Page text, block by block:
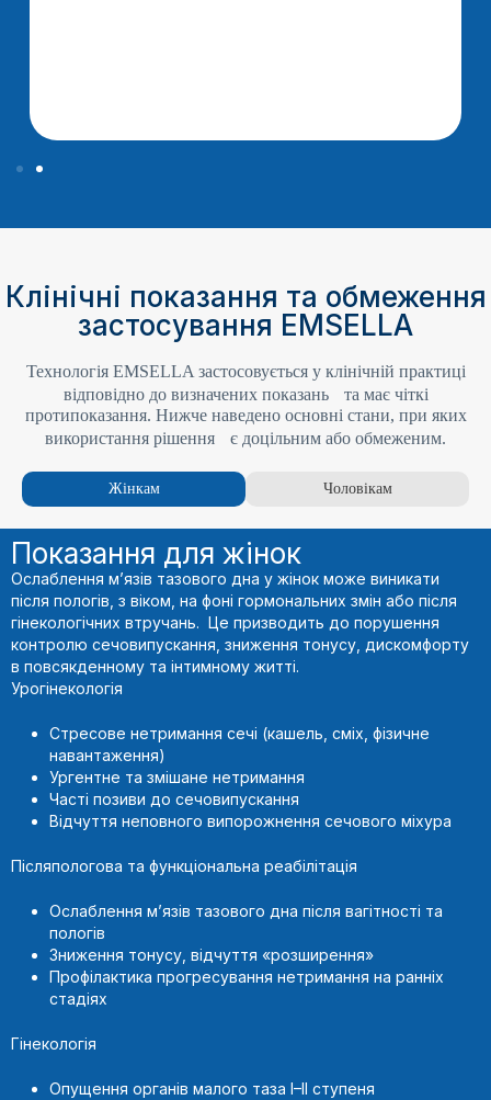
Клінічні показання та обмеження
застосування EMSELLA
Технологія EMSELLA застосовується у клінічній практиці
відповідно до визначених показань та має чіткі
протипоказання. Нижче наведено основні стани, при яких
використання рішення є доцільним або обмеженим.
Жінкам Чоловікам
Показання для жінок
Ослаблення м’язів тазового дна у жінок може виникати
після пологів, з віком, на фоні гормональних змін або після
гінекологічних втручань. Це призводить до порушення
контролю сечовипускання, зниження тонусу, дискомфорту
в повсякденному та інтимному житті.
Урогінекологія
Стресове нетримання сечі (кашель, сміх, фізичне
навантаження)
Ургентне та змішане нетримання
Часті позиви до сечовипускання
Відчуття неповного випорожнення сечового міхура
Післяпологова та функціональна реабілітація
Ослаблення м’язів тазового дна після вагітності та
пологів
Зниження тонусу, відчуття «розширення»
Профілактика прогресування нетримання на ранніх
стадіях
Гінекологія
Опущення органів малого таза I–II ступеня